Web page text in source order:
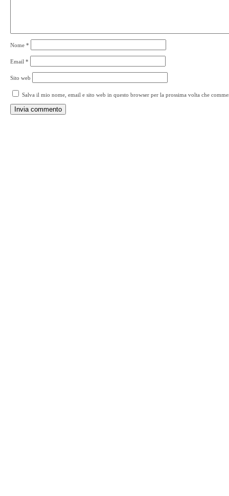
Nome *
Email *
Sito web
Salva il mio nome, email e sito web in questo browser per la prossima volta che